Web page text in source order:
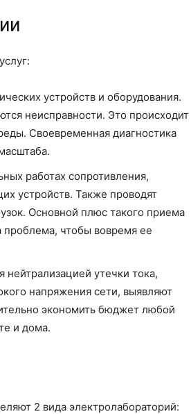
устройств и оборудования.
неисправности. Это происходит
Своевременная диагностика
работах сопротивления,
устройств. Также проводят
Основной плюс такого приема
проблема, чтобы вовремя ее
нейтрализацией утечки тока,
напряжения сети, выявляют
экономить бюджет любой
и дома.
2 вида электролабораторий: